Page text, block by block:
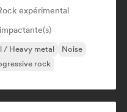
expérimental
/ Heavy metal
Noise
rock